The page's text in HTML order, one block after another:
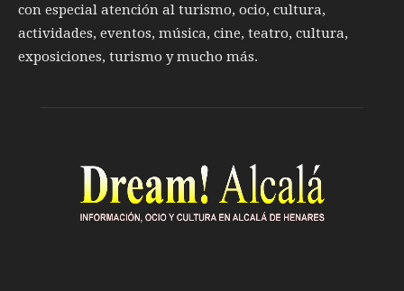
con especial atención al turismo, ocio, cultura,
actividades, eventos, música, cine, teatro, cultura,
exposiciones, turismo y mucho más.